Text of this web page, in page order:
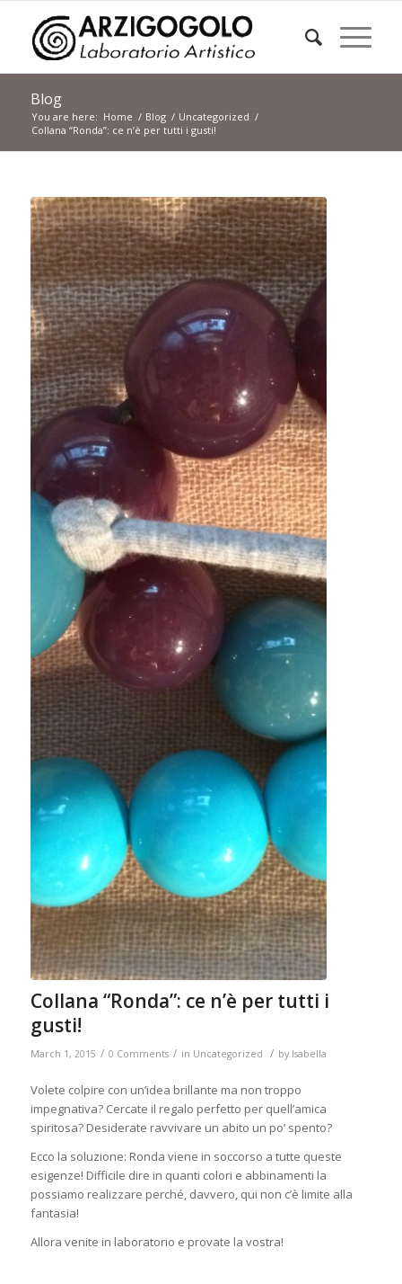
Blog
You are here: Home / Blog / Uncategorized /
Collana “Ronda”: ce n’è per tutti i gusti!
Collana “Ronda”: ce n’è per tutti i
gusti!
March 1, 2015 / 0 Comments / in Uncategorized / by Isabella
Volete colpire con un’idea brillante ma non troppo
impegnativa? Cercate il regalo perfetto per quell’amica
spiritosa? Desiderate ravvivare un abito un po’ spento?
Ecco la soluzione: Ronda viene in soccorso a tutte queste
esigenze! Difficile dire in quanti colori e abbinamenti la
possiamo realizzare perché, davvero, qui non c’è limite alla
fantasia!
Allora venite in laboratorio e provate la vostra!